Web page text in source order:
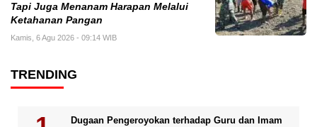
Tapi Juga Menanam Harapan Melalui
Ketahanan Pangan
Kamis, 6 Agu 2026 - 09:14 WIB
TRENDING
Dugaan Pengeroyokan terhadap Guru dan Imam